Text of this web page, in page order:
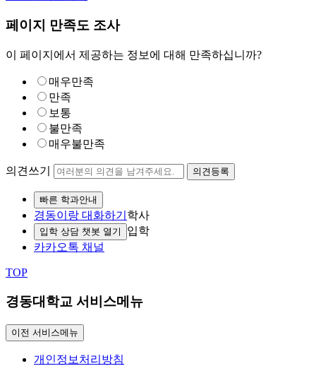
페이지 만족도 조사
이 페이지에서 제공하는 정보에 대해 만족하십니까?
매우만족
만족
보통
불만족
매우불만족
의견쓰기 의견등록
빠른 학과안내
경동이랑 대화하기 학사
입학 상담 챗봇 열기
입학
카카오톡 채널
TOP
경동대학교 서비스메뉴
이전 서비스메뉴
개인정보처리방침